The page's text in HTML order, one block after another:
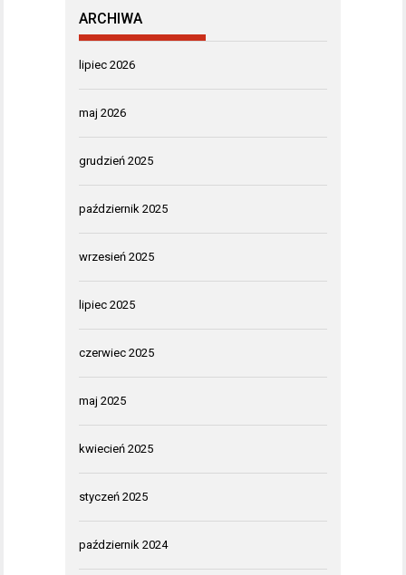
ARCHIWA
lipiec 2026
maj 2026
grudzień 2025
październik 2025
wrzesień 2025
lipiec 2025
czerwiec 2025
maj 2025
kwiecień 2025
styczeń 2025
październik 2024